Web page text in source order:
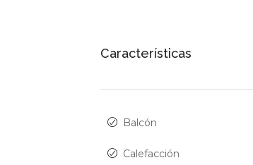
Características
Balcón
Calefacción